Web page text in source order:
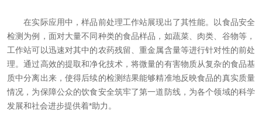
在实际应用中，样品前处理工作站展现出了其性能。以食品安全
检测为例，面对大量不同种类的食品样品，如蔬菜、肉类、谷物等，
工作站可以迅速对其中的农药残留、重金属含量等进行针对性的前处
理。通过高效的提取和净化技术，将微量的有害物质从复杂的食品基
质中分离出来，使得后续的检测结果能够精准地反映食品的真实质量
情况，为保障公众的饮食安全筑牢了第一道防线，为各个领域的科学
发展和社会进步提供着*助力。